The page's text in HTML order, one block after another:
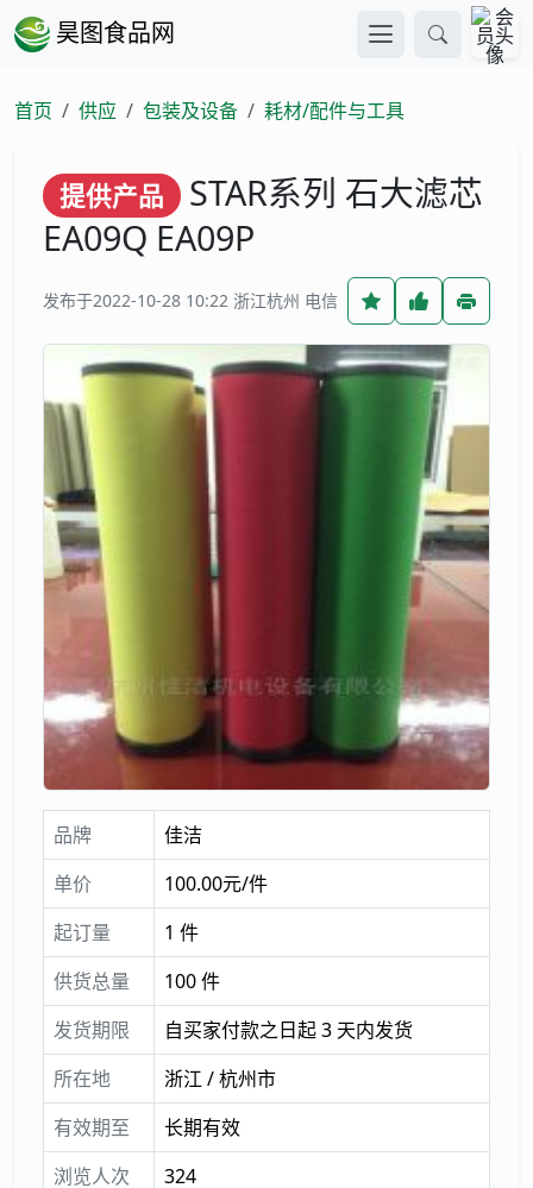
昊图食品网
首页 供应 包装及设备 耗材/配件与工具
提供产品
STAR系列 石大滤芯
EA09Q EA09P
发布于2022-10-28 10:22 浙江杭州 电信
品牌
佳洁
单价
100.00元/件
起订量
1 件
供货总量
100 件
发货期限
自买家付款之日起 3 天内发货
所在地
浙江 / 杭州市
有效期至
长期有效
浏览人次
324